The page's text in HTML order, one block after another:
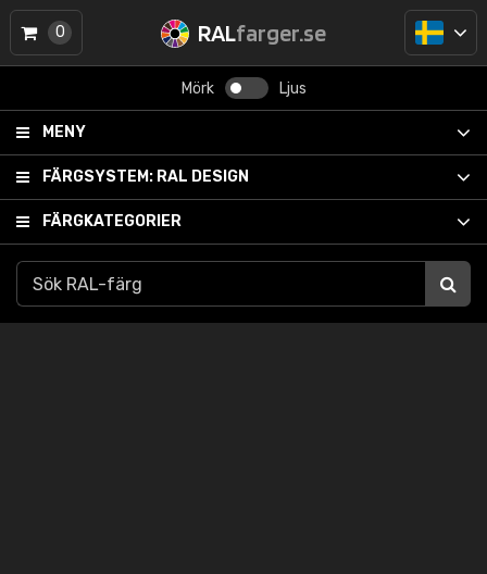
RALfarger.se
Mörk Ljus
MENY
FÄRGSYSTEM: RAL DESIGN
FÄRGKATEGORIER
0